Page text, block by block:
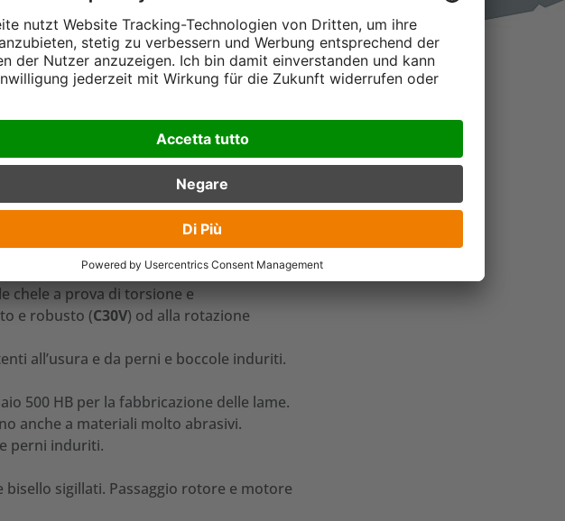
benne mordenti da ripresa durevole della
forte e robusta.
a grana fine come ad esempio
chele a prova di torsione e
e robusto (C30V) od alla rotazione
all’usura e da perni e boccole induriti.
500 HB per la fabbricazione delle lame.
anche a materiali molto abrasivi.
perni induriti.
bisello sigillati. Passaggio rotore e motore